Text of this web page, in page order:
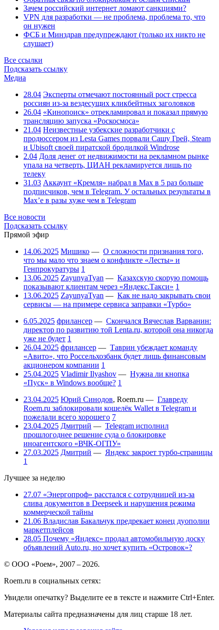
Зачем российский интернет ломают санкциями?
VPN для разработки — не проблема, проблема то, что
он нужен
ФСБ и Минздрав предупреждают (только их никто не
слушает)
Все ссылки
Подсказать ссылку
Медиа
28.04 Эксперты отмечают постоянный рост стресса
россиян из-за вездесущих кликбейтных заголовков
26.04 «Кинопоиск» отрекламировал и показал прямую
трансляцию запуска «Роскосмоса»
21.04 Неизвестные узбекские разработчики с
продюссером из Lesta Games порвали Сашу Грей, Steam
и Ubisoft своей пиратской бродилкой Windrose
2.04 Доля денег от недвижимости на рекламном рынке
упала на четверть, ЦИАН рекламируется лишь по
телеку
31.03 Аккаунт «Кремля» набрал в Max в 5 раз больше
подписчиков, чем в Telegram. У остальных результаты в
Max’е в разы хуже чем в Telegram
Все новости
Подсказать ссылку
Прямой эфир
14.06.2025 Мишико — О сложности признания того,
что мы мало что знаем о конфликте «Лесты» и
Генпрокуратуры 1
13.06.2025 ZayunyaTyan — Казахскую скорую помощь
показывают клиентам через «Яндекс.Такси» 1
13.06.2025 ZayunyaTyan — Как не надо закрывать свои
сервисы — на примере сервиса заправки «Турбо»
6.05.2025 фрилансер — Скончался Вячеслав Варванин:
директор по развитию той Lenta.ru, которой она никогда
уже не будет 1
26.04.2025 фрилансер — Таврин убеждает команду
«Авито», что Россельхозбанк будет лишь финансовым
акционером компании 1
25.04.2025 Vladimir Ilyashov — Нужна ли кнопка
«Пуск» в Windows вообще? 1
23.04.2025 Юрий Синодов, Roem.ru — Главреду
Roem.ru заблокировали кошелёк Wallet в Telegram и
пожелали всего хорошего 7
23.04.2025 Дмитрий — Telegram исполнил
прошлогоднее решение суда о блокировке
иноагентского «ВЧК-ОГПУ»
27.03.2025 Дмитрий — Яндекс закроет турбо-страницы
1
Лучшее за неделю
27.07 «Энергопроф» расстался с сотрудницей из-за
слива документов в Deepseek и нарушения режима
коммерческой тайны
21.06 Владислав Бакальчук предрекает конец дуополии
маркетплейсов
28.05 Почему «Яндекс» продал автомобильную доску
объявлений Auto.ru, но хочет купить «Островок»?
© ООО «Роем», 2007 – 2026.
Roem.ru в социальных сетях:
Увидели опечатку? Выделите ее в тексте и нажмите Ctrl+Enter.
Материалы сайта предназначены для лиц старше 18 лет.